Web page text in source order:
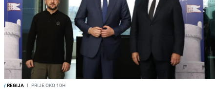
/REGIJA I PRIJE OKO 10H